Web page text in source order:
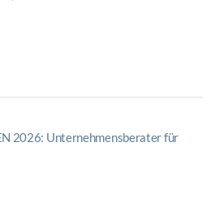
2026: Unternehmensberater für